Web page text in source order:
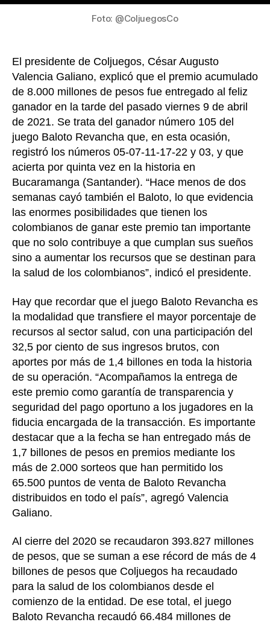
se
Foto: @ColjuegosCo
El presidente de Coljuegos, César Augusto
Valencia Galiano, explicó que el premio acumulado
de 8.000 millones de pesos fue entregado al feliz
ganador en la tarde del pasado viernes 9 de abril
de 2021. Se trata del ganador número 105 del
juego Baloto Revancha que, en esta ocasión,
registró los números 05-07-11-17-22 y 03, y que
acierta por quinta vez en la historia en
Bucaramanga (Santander). “Hace menos de dos
semanas cayó también el Baloto, lo que evidencia
las enormes posibilidades que tienen los
colombianos de ganar este premio tan importante
que no solo contribuye a que cumplan sus sueños
sino a aumentar los recursos que se destinan para
la salud de los colombianos”, indicó el presidente.
Hay que recordar que el juego Baloto Revancha es
la modalidad que transfiere el mayor porcentaje de
recursos al sector salud, con una participación del
32,5 por ciento de sus ingresos brutos, con
aportes por más de 1,4 billones en toda la historia
de su operación. “Acompañamos la entrega de
este premio como garantía de transparencia y
seguridad del pago oportuno a los jugadores en la
fiducia encargada de la transacción. Es importante
destacar que a la fecha se han entregado más de
1,7 billones de pesos en premios mediante los
más de 2.000 sorteos que han permitido los
65.500 puntos de venta de Baloto Revancha
distribuidos en todo el país”, agregó Valencia
Galiano.
Al cierre del 2020 se recaudaron 393.827 millones
de pesos, que se suman a ese récord de más de 4
billones de pesos que Coljuegos ha recaudado
para la salud de los colombianos desde el
comienzo de la entidad. De ese total, el juego
Baloto Revancha recaudó 66.484 millones de